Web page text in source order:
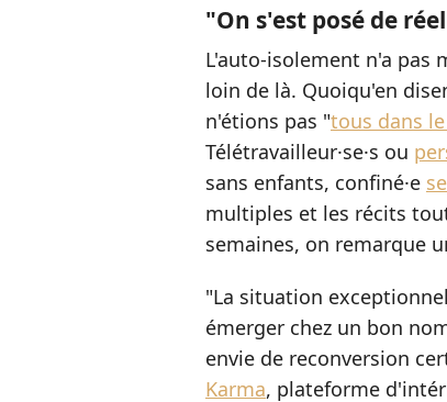
"On s'est posé de
L'auto-isolement n'a pas
loin de là. Quoiqu'en
n'étions pas "tous dans
Télétravailleur·se·s ou
sans enfants, confiné·e
multiples et les récits
semaines, on remarque
"La situation
émerger chez un bon
envie de reconversion
Karma, plateforme